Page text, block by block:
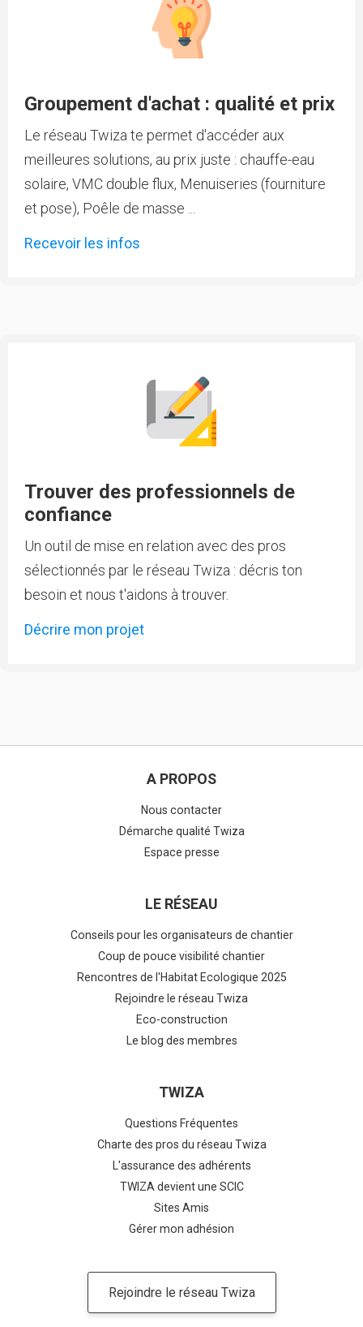
Groupement d'achat : qualité et prix
Le réseau Twiza te permet d'accéder aux
meilleures solutions, au prix juste : chauffe-eau
solaire, VMC double flux, Menuiseries (fourniture
et pose), Poêle de masse ...
Recevoir les infos
Trouver des professionnels de
confiance
Un outil de mise en relation avec des pros
sélectionnés par le réseau Twiza : décris ton
besoin et nous t'aidons à trouver.
Décrire mon projet
A PROPOS
Nous contacter
Démarche qualité Twiza
Espace presse
LE RÉSEAU
Conseils pour les organisateurs de chantier
Coup de pouce visibilité chantier
Rencontres de l'Habitat Ecologique 2025
Rejoindre le réseau Twiza
Eco-construction
Le blog des membres
TWIZA
Questions Fréquentes
Charte des pros du réseau Twiza
L'assurance des adhérents
TWIZA devient une SCIC
Sites Amis
Gérer mon adhésion
Rejoindre le réseau Twiza